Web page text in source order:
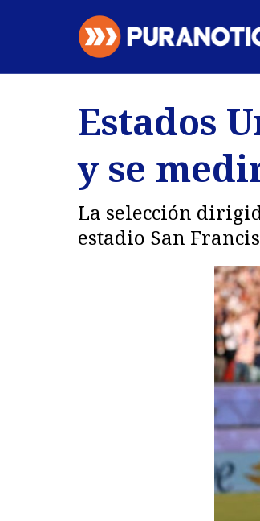
Regiones
Deportes
Estados
y se
La selección
estadio San